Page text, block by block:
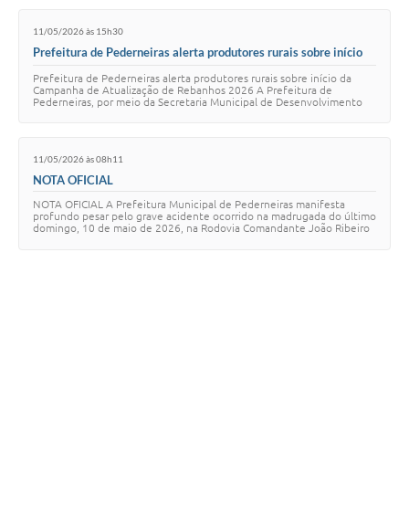
11/05/2026 às 15h30
Prefeitura de Pederneiras alerta produtores rurais sobre início
Prefeitura de Pederneiras alerta produtores rurais sobre início da
Campanha de Atualização de Rebanhos 2026 A Prefeitura de
Pederneiras, por meio da Secretaria Municipal de Desenvolvimento
11/05/2026 às 08h11
NOTA OFICIAL
NOTA OFICIAL A Prefeitura Municipal de Pederneiras manifesta
profundo pesar pelo grave acidente ocorrido na madrugada do último
domingo, 10 de maio de 2026, na Rodovia Comandante João Ribeiro